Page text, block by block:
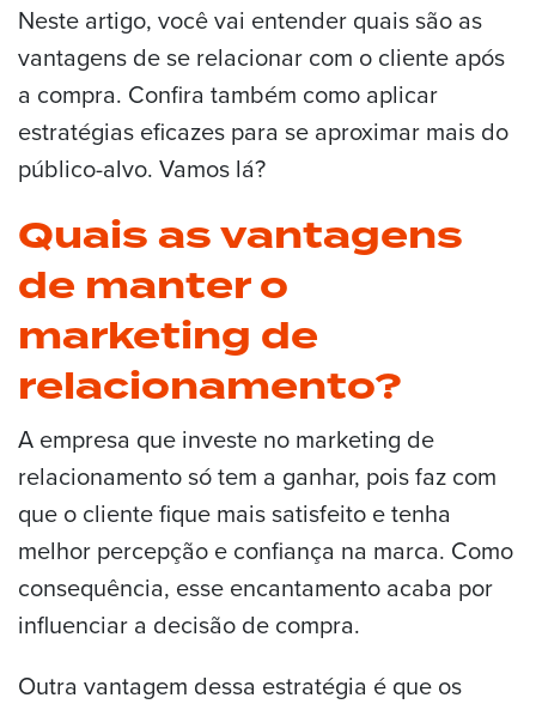
Neste artigo, você vai entender quais são as
vantagens de se relacionar com o cliente após
a compra. Confira também como aplicar
estratégias eficazes para se aproximar mais do
público-alvo. Vamos lá?
Quais as vantagens
de manter o
marketing de
relacionamento?
A empresa que investe no marketing de
relacionamento só tem a ganhar, pois faz com
que o cliente fique mais satisfeito e tenha
melhor percepção e confiança na marca. Como
consequência, esse encantamento acaba por
influenciar a decisão de compra.
Outra vantagem dessa estratégia é que os